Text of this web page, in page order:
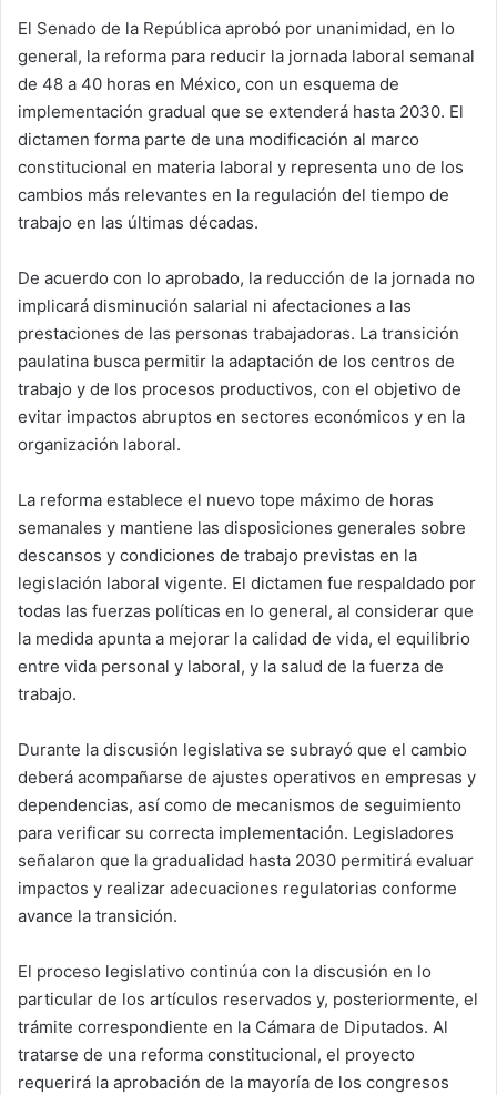
El Senado de la República aprobó por unanimidad, en lo
general, la reforma para reducir la jornada laboral semanal
de 48 a 40 horas en México, con un esquema de
implementación gradual que se extenderá hasta 2030. El
dictamen forma parte de una modificación al marco
constitucional en materia laboral y representa uno de los
cambios más relevantes en la regulación del tiempo de
trabajo en las últimas décadas.
De acuerdo con lo aprobado, la reducción de la jornada no
implicará disminución salarial ni afectaciones a las
prestaciones de las personas trabajadoras. La transición
paulatina busca permitir la adaptación de los centros de
trabajo y de los procesos productivos, con el objetivo de
evitar impactos abruptos en sectores económicos y en la
organización laboral.
La reforma establece el nuevo tope máximo de horas
semanales y mantiene las disposiciones generales sobre
descansos y condiciones de trabajo previstas en la
legislación laboral vigente. El dictamen fue respaldado por
todas las fuerzas políticas en lo general, al considerar que
la medida apunta a mejorar la calidad de vida, el equilibrio
entre vida personal y laboral, y la salud de la fuerza de
trabajo.
Durante la discusión legislativa se subrayó que el cambio
deberá acompañarse de ajustes operativos en empresas y
dependencias, así como de mecanismos de seguimiento
para verificar su correcta implementación. Legisladores
señalaron que la gradualidad hasta 2030 permitirá evaluar
impactos y realizar adecuaciones regulatorias conforme
avance la transición.
El proceso legislativo continúa con la discusión en lo
particular de los artículos reservados y, posteriormente, el
trámite correspondiente en la Cámara de Diputados. Al
tratarse de una reforma constitucional, el proyecto
requerirá la aprobación de la mayoría de los congresos